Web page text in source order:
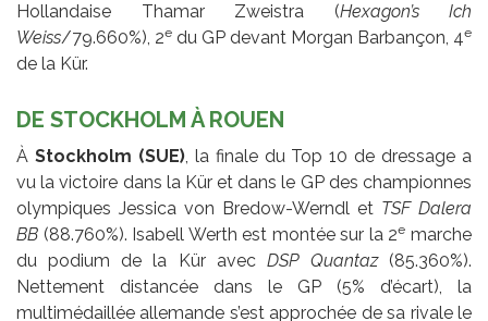
Hollandaise Thamar Zweistra (Hexagon’s Ich
Weiss/79.660%), 2e du GP devant Morgan Barbançon, 4e
de la Kür.
DE STOCKHOLM À ROUEN
À Stockholm (SUE), la finale du Top 10 de dressage a
vu la victoire dans la Kür et dans le GP des championnes
olympiques Jessica von Bredow-Werndl et TSF Dalera
BB (88.760%). Isabell Werth est montée sur la 2e marche
du podium de la Kür avec DSP Quantaz(85.360%).
Nettement distancée dans le GP (5% d’écart), la
multimédaillée allemande s’est approchée de sa rivale le